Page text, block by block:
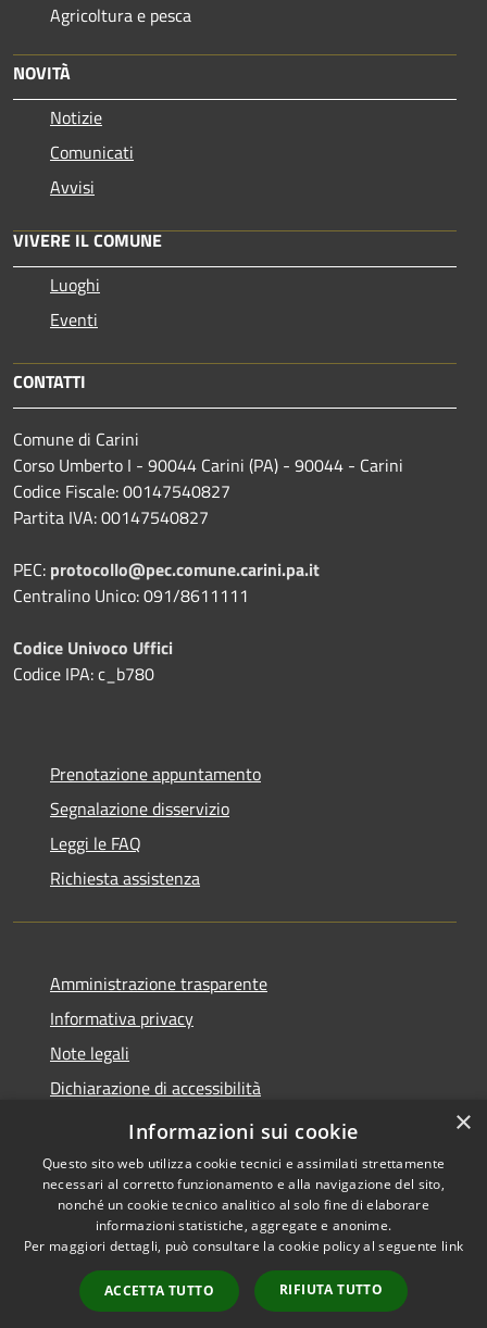
Agricoltura e pesca
NOVITÀ
Notizie
Comunicati
Avvisi
VIVERE IL COMUNE
Luoghi
Eventi
CONTATTI
Comune di Carini
Corso Umberto I - 90044 Carini (PA) - 90044 - Carini
Codice Fiscale: 00147540827
Partita IVA: 00147540827
PEC: protocollo@pec.comune.carini.pa.it
Centralino Unico: 091/8611111
Codice Univoco Uffici
Codice IPA: c_b780
Prenotazione appuntamento
Segnalazione disservizio
Leggi le FAQ
Richiesta assistenza
Amministrazione trasparente
Informativa privacy
Note legali
Dichiarazione di accessibilità
Privacy e protezione dei dati
Accessibilità
Copyright © 2026 • Comune di
Carini • Powered by
Municipium•
Accesso
redazione
×
Informazioni sui cookie
Questo sito web utilizza cookie tecnici e assimilati strettamente
necessari al corretto funzionamento e alla navigazione del sito,
nonché un cookie tecnico analitico al solo fine di elaborare
informazioni statistiche, aggregate e anonime.
Per maggiori dettagli, può consultare la cookie policy al seguente link
ACCETTA TUTTO RIFIUTA TUTTO